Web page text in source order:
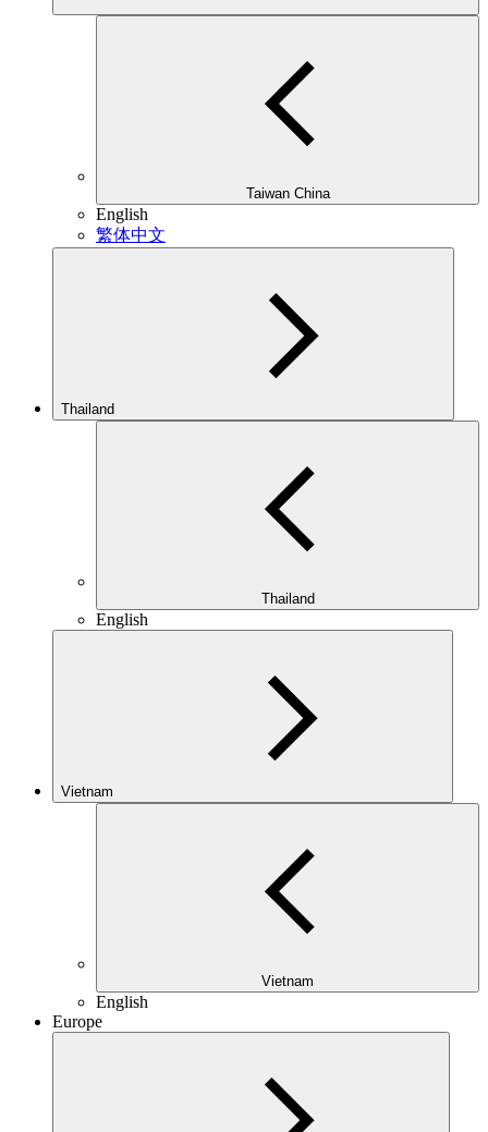
Taiwan China
English
繁体中文
Thailand
Thailand
English
Vietnam
Vietnam
English
Europe